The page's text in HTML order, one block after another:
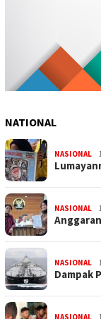
NATIONAL
NASIONAL
NASIONAL
NASIONAL
Dampak